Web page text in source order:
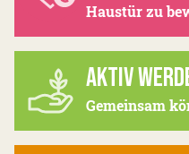
Haustür zu
AKTIV
Gemeinsam